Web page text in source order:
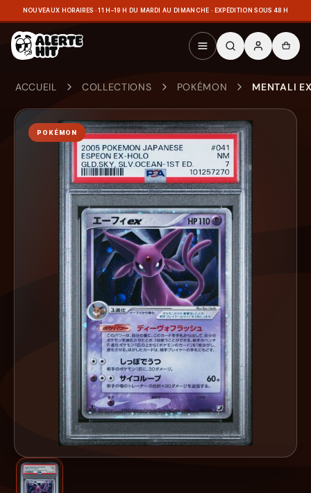
NOUVEAUX HORAIRES · 11 H–19 H DU MARDI AU DIMANCHE · EXPÉDITION SOUS 48 H
ACCUEIL COLLECTIONS POKÉMON MENTALI
POKÉMON